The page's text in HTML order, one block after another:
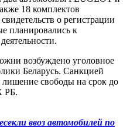
18 комплектов
о регистрации
планировались к
возбуждено уголовное
Беларусь. Санкцией
лишение свободы на срок до
РБ.
ввоз автомобилей по